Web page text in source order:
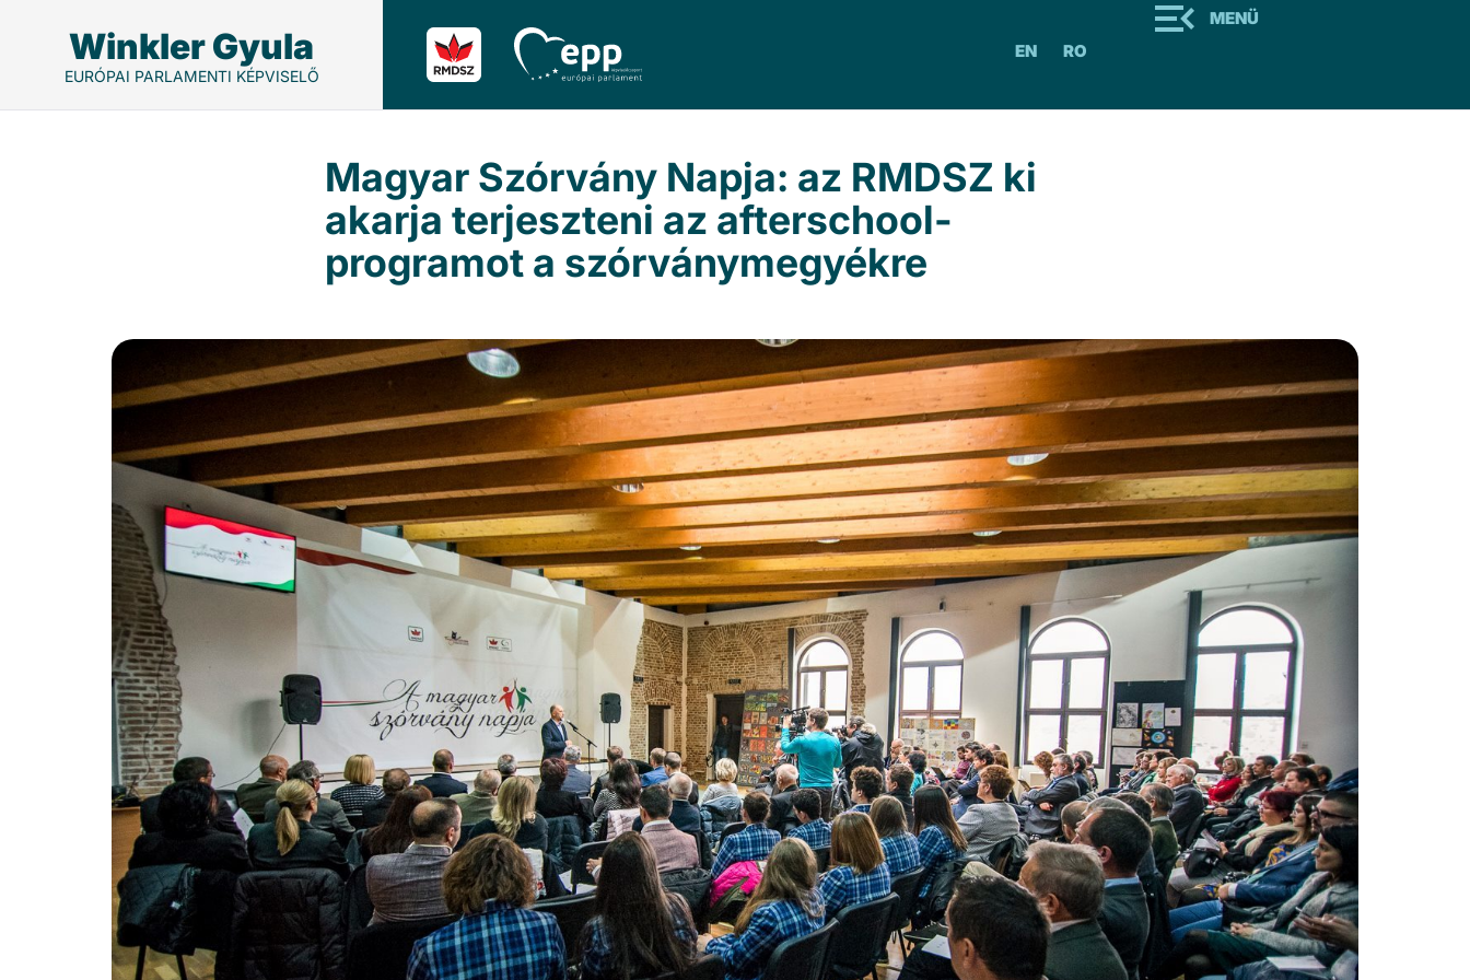
Winkler Gyula
EURÓPAI PARLAMENTI KÉPVISELŐ
EN RO
MENÜ
Magyar Szórvány Napja: az RMDSZ ki
akarja terjeszteni az afterschool-
programot a szórványmegyékre